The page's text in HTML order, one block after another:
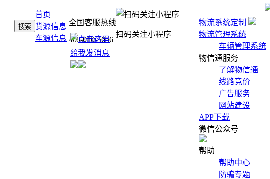
物流系统定制
物流管理系统
车辆管理系统
物信通服务
了解物信通
线路竞价
广告服务
网站建设
APP下载
微信公众号
帮助
帮助中心
防骗专题
全国客服热线
400-010-5656
扫码关注小程序
首页
货源信息
车源信息